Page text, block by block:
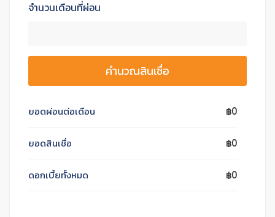
จำนวนเดือนที่ผ่อน
คำนวณสินเชื่อ
ยอดผ่อนต่อเดือน ฿0
ยอดสินเชื่อ ฿0
ดอกเบี้ยทั้งหมด ฿0